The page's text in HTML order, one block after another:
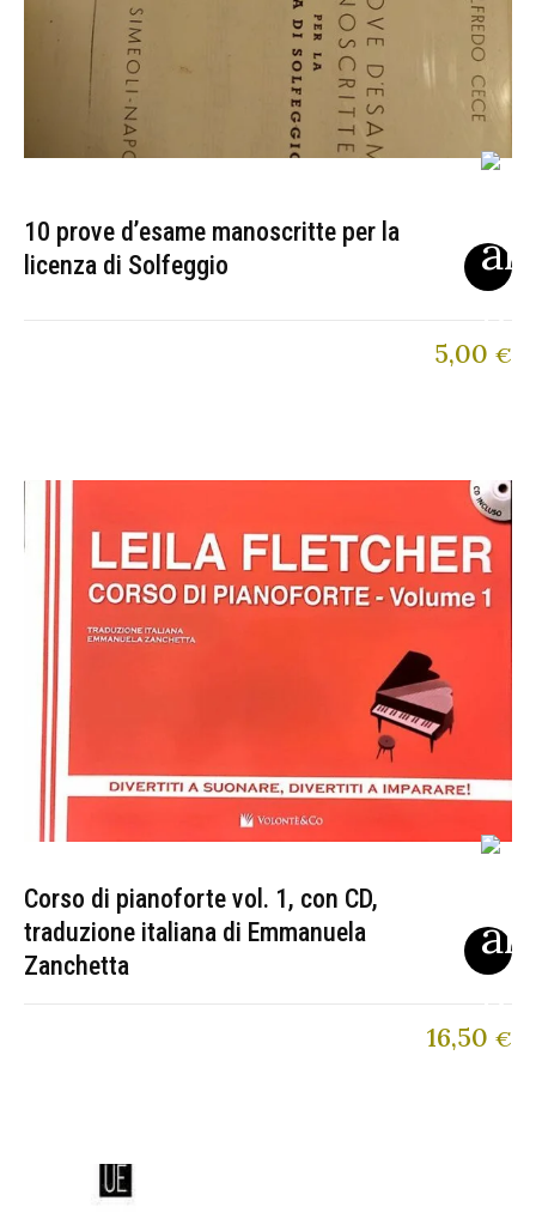
10 prove d’esame manoscritte per la
licenza di Solfeggio
5,00 €
Corso di pianoforte vol. 1, con CD,
traduzione italiana di Emmanuela
Zanchetta
16,50 €